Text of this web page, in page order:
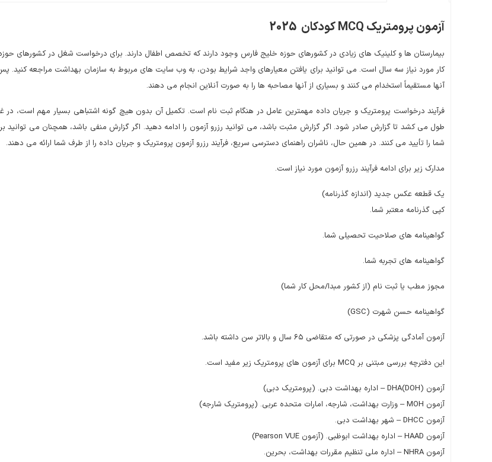
آزمون پرومتریک MCQ کودکان 2025
بیمارستان ها و کلینیک های زیادی در کشورهای حوزه خلیج فارس وجود دارند که تخصص اطفال دارند. برای درخواست شغل در کشورهای
کار مورد نیاز سه سال است. می توانید برای یافتن معیارهای واجد شرایط بودن، به وب سایت های مربوط به سازمان بهداشت مراجعه کنید.
آنها مستقیماً استخدام می کنند و بسیاری از آنها مصاحبه ها را به صورت آنلاین انجام می دهند.
طول می کشد تا گزارش صادر شود. اگر گزارش مثبت باشد، می توانید رزرو آزمون را ادامه دهید. اگر گزارش منفی باشد، همچنان می توانید
شما را تأیید می کنند. در همین حال، ناشران راهنمای دسترسی سریع، فرآیند رزرو آزمون پرومتریک و جریان داده را از طرف شما ارائه می دهند.
مدارک زیر برای ادامه فرآیند رزرو آزمون مورد نیاز است.
یک قطعه عکس جدید (اندازه گذرنامه)
کپی گذرنامه معتبر شما.
گواهینامه های صلاحیت تحصیلی شما.
گواهینامه های تجربه شما.
مجوز مطب یا ثبت نام (از کشور مبدا/محل کار شما)
گواهینامه حسن شهرت (GSC)
آزمون آمادگی پزشکی در صورتی که متقاضی ۶۵ سال و بالاتر سن داشته باشد.
این دفترچه بررسی مبتنی بر MCQ برای آزمون های پرومتریک زیر مفید است.
آزمون DHA(DOH) – اداره بهداشت دبی. (پرومتریک دبی)
آزمون MOH – وزارت بهداشت، شارجه، امارات متحده عربی. (پرومتریک شارجه)
آزمون DHCC – شهر بهداشت دبی.
آزمون HAAD – اداره بهداشت ابوظبی. (آزمون Pearson VUE)
آزمون NHRA – اداره ملی تنظیم مقررات بهداشت، بحرین.